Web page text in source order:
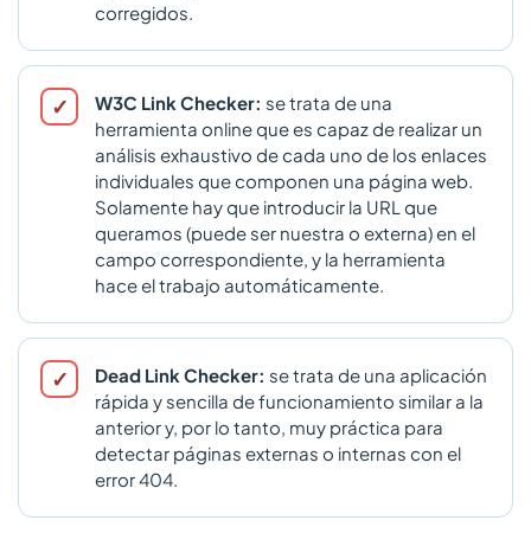
corregidos.
W3C Link Checker: se trata de una
herramienta online que es capaz de realizar un
análisis exhaustivo de cada uno de los enlaces
individuales que componen una página web.
Solamente hay que introducir la URL que
queramos (puede ser nuestra o externa) en el
campo correspondiente, y la herramienta
hace el trabajo automáticamente.
Dead Link Checker: se trata de una aplicación
rápida y sencilla de funcionamiento similar a la
anterior y, por lo tanto, muy práctica para
detectar páginas externas o internas con el
error 404.